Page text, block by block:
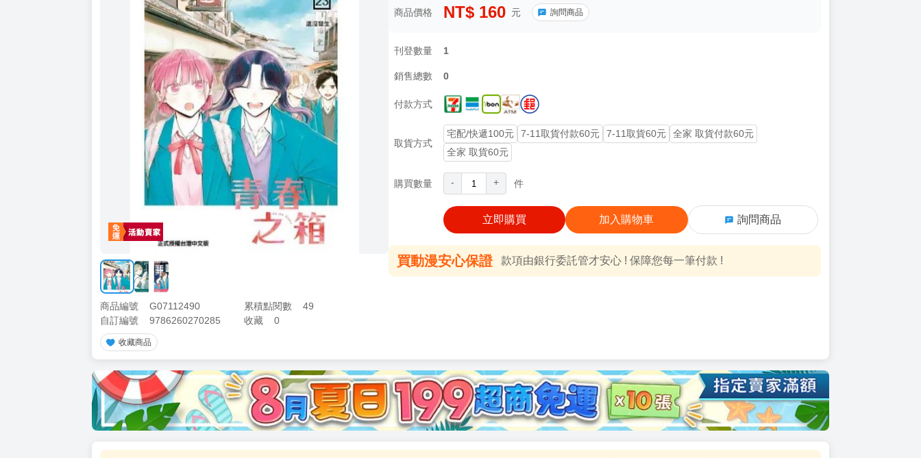
商品編號 G07112490 累積點閱數
49
自訂編號
9786260270285 收藏 0
收藏商品
商品價格 NT$ 160 元 詢問商品
刊登數量 1
銷售總數 0
付款方式
取貨方式
宅配/快遞100元 7-11取貨付款60元 7-11取貨60元
全家 取貨付款60元
全家 取貨60元
購買數量 - + 件
立即購買 加入購物車 詢問商品
買動漫安心保證 款項由銀行委託管才安心 ! 保障您每一筆付款 !